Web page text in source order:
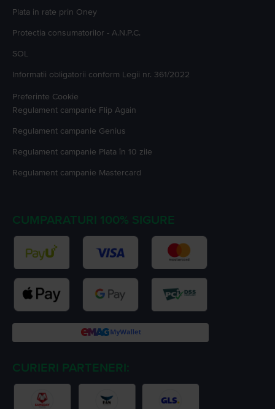
Plata in rate prin Oney
Protectia consumatorilor - A.N.P.C.
SOL
Informatii obligatorii conform Legii nr. 361/2022
Preferinte Cookie
Regulament campanie Flip Again
Regulament campanie Genius
Regulament campanie Plata în 10 zile
Regulament campanie Mastercard
CUMPARATURI 100% SIGURE
CURIERI PARTENERI: